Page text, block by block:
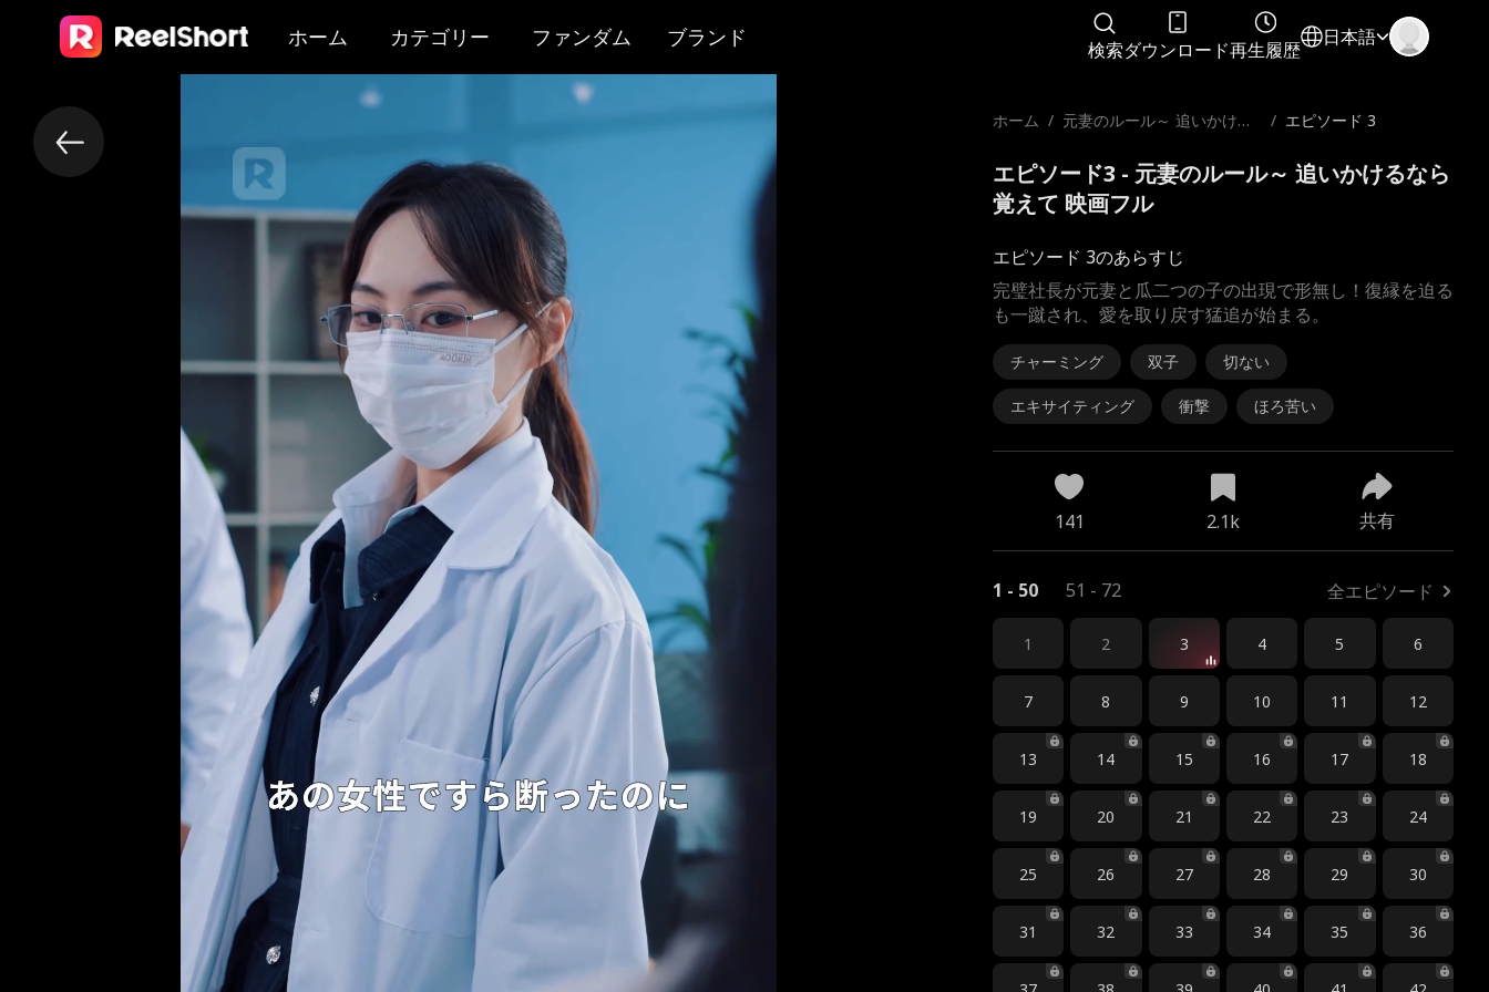
ホーム カテゴリー ファンダム ブランド
検索ダウンロード再生履歴
日本語
ホーム / 元妻のルール～ 追いかける
/ エピソード 3
エピソード3 - 元妻のルール～ 追いかけるなら
覚えて 映画フル
エピソード 3のあらすじ
完璧社長が元妻と瓜二つの子の出現で形無し！復縁を迫る
も一蹴され、愛を取り戻す猛追が始まる。
チャーミング 双子 切ない
エキサイティング 衝撃 ほろ苦い
141 2.1k 共有
1 - 50 51 - 72 全エピソード
1 2 3 4 5 6
7 8 9 10 11 12
13 14 15 16 17 18
19 20 21 22 23 24
25 26 27 28 29 30
31 32 33 34 35 36